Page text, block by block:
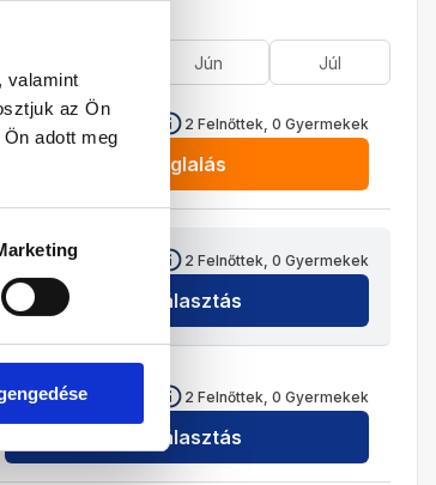
valamint
az Ön
adott meg
Jún Júl
495 800HUF 2 Felnőttek, 0 Gyermekek
Foglalás
495 800 2 Felnőttek, 0 Gyermekek
Kiválasztás
495 800 2 Felnőttek, 0 Gyermekek
Kiválasztás